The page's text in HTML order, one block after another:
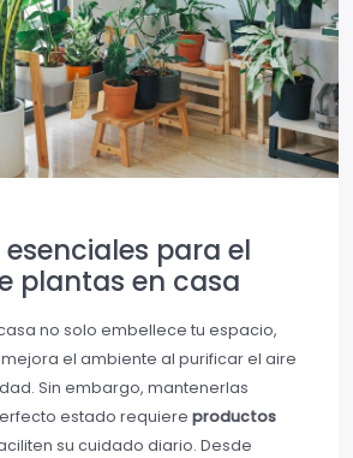
para el
plantas en casa
no solo embellece tu espacio,
el ambiente al purificar el aire
Sin embargo, mantenerlas
estado requiere productos
su cuidado diario. Desde